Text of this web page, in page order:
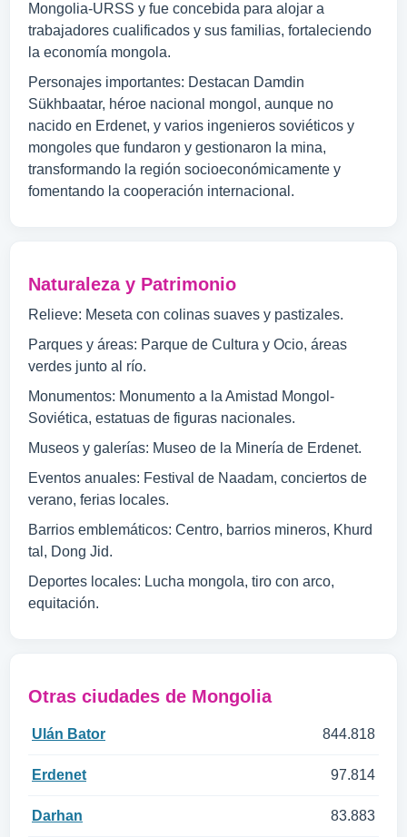
Mongolia-URSS y fue concebida para alojar a
trabajadores cualificados y sus familias, fortaleciendo
la economía mongola.
Personajes importantes: Destacan Damdin
Sükhbaatar, héroe nacional mongol, aunque no
nacido en Erdenet, y varios ingenieros soviéticos y
mongoles que fundaron y gestionaron la mina,
transformando la región socioeconómicamente y
fomentando la cooperación internacional.
Naturaleza y Patrimonio
Relieve: Meseta con colinas suaves y pastizales.
Parques y áreas: Parque de Cultura y Ocio, áreas
verdes junto al río.
Monumentos: Monumento a la Amistad Mongol-
Soviética, estatuas de figuras nacionales.
Museos y galerías: Museo de la Minería de Erdenet.
Eventos anuales: Festival de Naadam, conciertos de
verano, ferias locales.
Barrios emblemáticos: Centro, barrios mineros, Khurd
tal, Dong Jid.
Deportes locales: Lucha mongola, tiro con arco,
equitación.
Otras ciudades de Mongolia
Ulán Bator 844.818
Erdenet 97.814
Darhan 83.883